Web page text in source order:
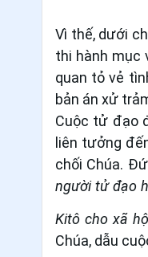
Vì thế, dưới
thi hành mục
quan tỏ vẻ
bản án xử
Cuộc tử đạo
liên tưởng
chối Chúa.
người tử đạo
Kitô cho xã
Chúa, dẫu